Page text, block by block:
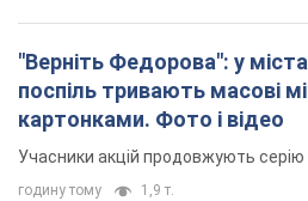
"Верніть Федорова": у
поспіль тривають масові
картонками. Фото і відео
Учасники акцій продовжують
годину тому 1,9 т.